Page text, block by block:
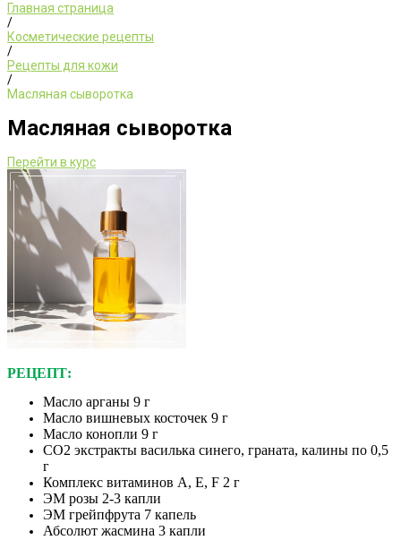
Главная страница
/
Косметические рецепты
/
Рецепты для кожи
/
Масляная сыворотка
Масляная сыворотка
Перейти в курс
РЕЦЕПТ:
Масло арганы 9 г
Масло вишневых косточек 9 г
Масло конопли 9 г
СО2 экстракты василька синего, граната, калины по 0,5
г
Комплекс витаминов А, Е, F 2 г
ЭМ розы 2-3 капли
ЭМ грейпфрута 7 капель
Абсолют жасмина 3 капли